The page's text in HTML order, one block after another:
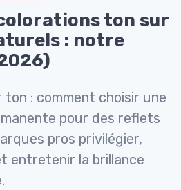
ton sur
: notre
: comment choisir une
pour des reflets
pros privilégier,
entretenir la brillance